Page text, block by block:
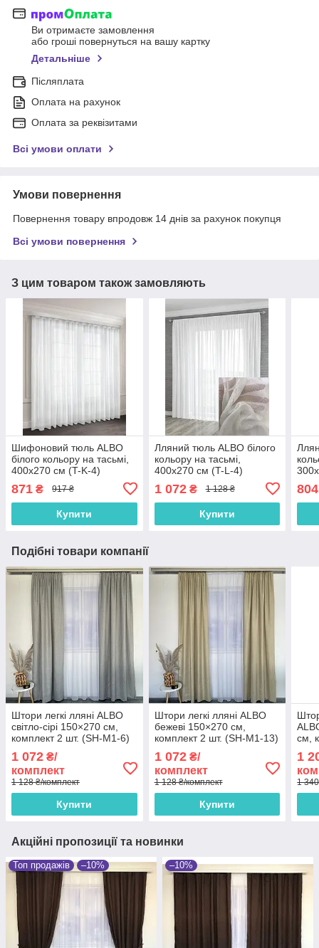
Ви отримаєте замовлення
або гроші повернуться на вашу картку
Детальніше
Післяплата
Оплата на рахунок
Оплата за реквізитами
Всі умови оплати
Умови повернення
Повернення товару впродовж 14 днів за рахунок покупця
Всі умови повернення
З цим товаром також замовляють
Шифоновий тюль ALBO
білого кольору на тасьмі,
400х270 см (T-K-4)
871 ₴ 917 ₴
Купити
Лляний тюль ALBO білого
кольору на тасьмі,
400х270 см (T-L-4)
1 072₴ 1 128 ₴
Купити
804
Подібні товари компанії
Штори легкі лляні ALBO
світло-сірі 150×270 см,
комплект 2 шт. (SH-M1-6)
1 072 ₴/
комплект
1 128 ₴/комплект
Купити
Штори легкі лляні ALBO
бежеві 150×270 см,
комплект 2 шт. (SH-M1-13)
1 072₴/
комплект
1 128 ₴/комплект
Купити
см,
1
1
Акційні пропозиції та новинки
Топ продажів –10% –10%